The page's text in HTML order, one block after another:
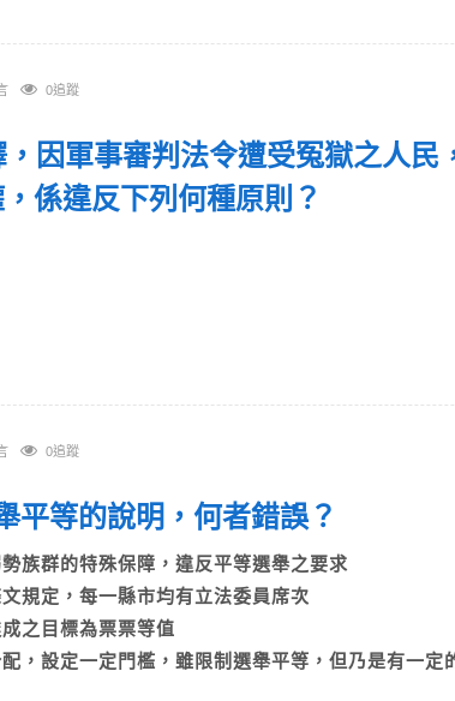
0追蹤
因軍事審判法令遭受冤獄之人民
係違反下列何種原則？
0追蹤
平等的說明，何者錯誤？
族群的特殊保障，違反平等選舉之要求
規定，每一縣市均有立法委員席次
之目標為票票等值
，設定一定門檻，雖限制選舉平等，但乃是有一定